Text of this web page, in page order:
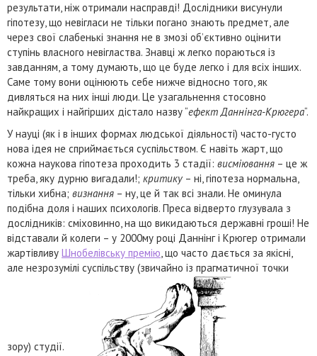
результати, ніж отримали насправді! Дослідники висунули
гіпотезу, що невігласи не тільки погано знають предмет, але
через свої слабенькі знання не в змозі об’єктивно оцінити
ступінь власного невігластва. Знавці ж легко пораються із
завданням, а тому думають, що це буде легко і для всіх інших.
Саме тому вони оцінюють себе нижче відносно того, як
дивляться на них інші люди. Це узагальнення стосовно
найкращих і найгірших дістало назву “ефект Даннінга-Крюгера“.
У науці (як і в інших формах людської діяльності) часто-густо
нова ідея не сприймається суспільством. Є навіть жарт, що
кожна наукова гіпотеза проходить 3 стадії: висміювання – це ж
треба, яку дурню вигадали!; критику – ні, гіпотеза нормальна,
тільки хибна; визнання – ну, це й так всі знали. Не оминула
подібна доля і наших психологів. Преса відверто глузувала з
дослідників: сміховинно, на що викидаються державні гроші! Не
відставали й колеги – у 2000му році Даннінг і Крюгер отримали
жартівливу Шнобелівську премію, що часто дається за якісні,
але незрозумілі суспільству (звичайно із прагматичної точки
зору) студії.